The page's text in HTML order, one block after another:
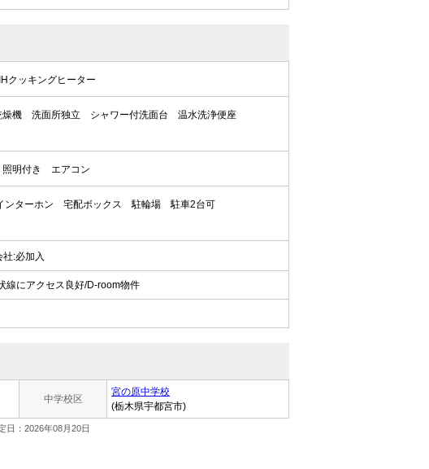
IHクッキングヒーター
燥機 洗面所独立 シャワー付洗面台
温水洗浄便座
照明付き エアコン
ンターホン 宅配ボックス 駐輪場
駐車2台可
:必加入
線にアクセス良好/D-room物件
中学校区
宮の原中学校
(栃木県宇都宮市)
日：2026年08月20日